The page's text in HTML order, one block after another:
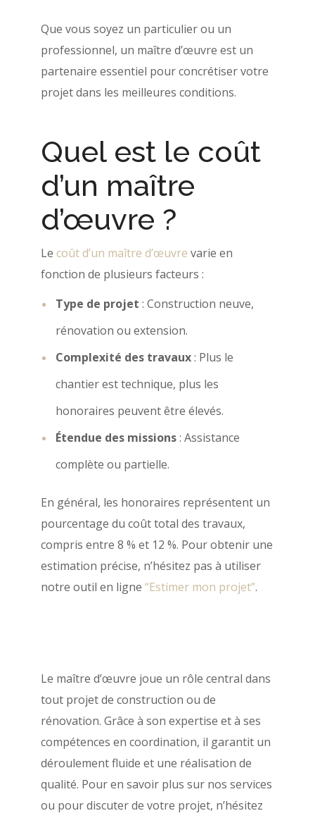
Que vous soyez un particulier ou un
professionnel, un maître d’œuvre est un
partenaire essentiel pour concrétiser votre
projet dans les meilleures conditions.
Quel est le coût
d’un maître
d’œuvre ?
Le coût d’un maître d’œuvre varie en
fonction de plusieurs facteurs :
Type de projet : Construction neuve,
rénovation ou extension.
Complexité des travaux: Plus le
chantier est technique, plus les
honoraires peuvent être élevés.
Étendue des missions: Assistance
complète ou partielle.
En général, les honoraires représentent un
pourcentage du coût total des travaux,
compris entre 8 % et 12 %. Pour obtenir une
estimation précise, n’hésitez pas à utiliser
notre outil en ligne “Estimer mon projet”.
Le maître d’œuvre joue un rôle central dans
tout projet de construction ou de
rénovation. Grâce à son expertise et à ses
compétences en coordination, il garantit un
déroulement fluide et une réalisation de
qualité. Pour en savoir plus sur nos services
ou pour discuter de votre projet, n’hésitez